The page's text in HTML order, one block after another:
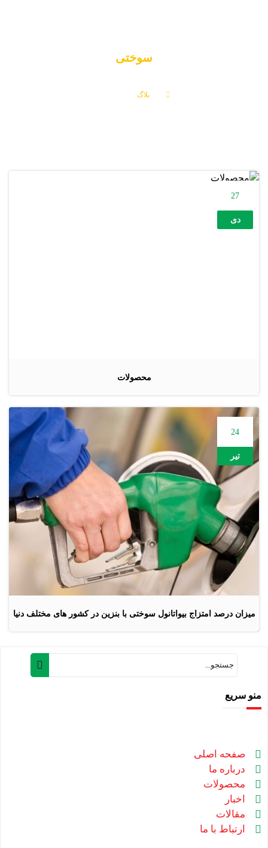
سوختی
بلاگ
محصولات
27
دی
میزان درصد امتزاج بیواتانول سوختی با بنزین در کشور های مختلف دنیا
24
تیر
منو سریع
صفحه اصلی
درباره ما
محصولات
اخبار
مقالات
ارتباط با ما